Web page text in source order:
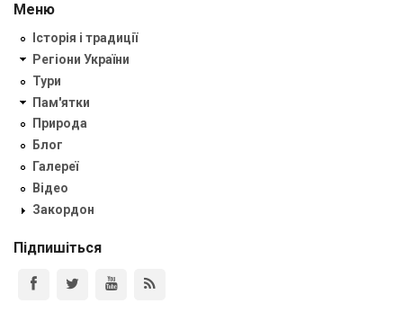
Меню
Історія і традиції
Регіони України
Тури
Пам'ятки
Природа
Блог
Галереї
Відео
Закордон
Підпишіться